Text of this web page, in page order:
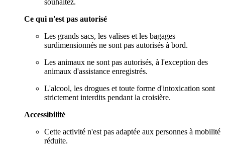
Ce qui n'est pas autorisé
Les grands sacs, les valises et les bagages
surdimensionnés ne sont pas autorisés à bord.
Les animaux ne sont pas autorisés, à l'exception des
animaux d'assistance enregistrés.
L'alcool, les drogues et toute forme d'intoxication sont
strictement interdits pendant la croisière.
Accessibilité
Cette activité n'est pas adaptée aux personnes à mobilité
réduite.